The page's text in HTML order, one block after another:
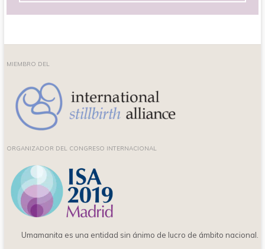
MIEMBRO DEL
ORGANIZADOR DEL CONGRESO INTERNACIONAL
Umamanita es una entidad sin ánimo de lucro de ámbito nacional.